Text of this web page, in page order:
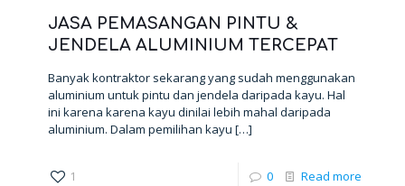
JASA PEMASANGAN PINTU &
JENDELA ALUMINIUM TERCEPAT
Banyak kontraktor sekarang yang sudah menggunakan
aluminium untuk pintu dan jendela daripada kayu. Hal
ini karena karena kayu dinilai lebih mahal daripada
aluminium. Dalam pemilihan kayu […]
1 0 Read more